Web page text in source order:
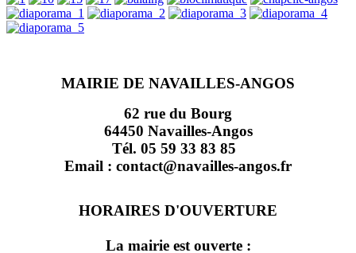
MAIRIE DE NAVAILLES-ANGOS
62 rue du Bourg
64450 Navailles-Angos
Tél. 05 59 33 83 85
Email : contact@navailles-angos.fr
HORAIRES D'OUVERTURE
La mairie est ouverte :